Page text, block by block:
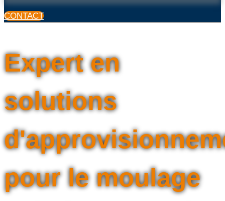
CONTACT
Expert en
solutions
pour le moulage